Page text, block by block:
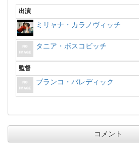
出演
ミリャナ・カラノヴィッチ
タニア・ボスコビッチ
監督
ブランコ・バレディック
コメント